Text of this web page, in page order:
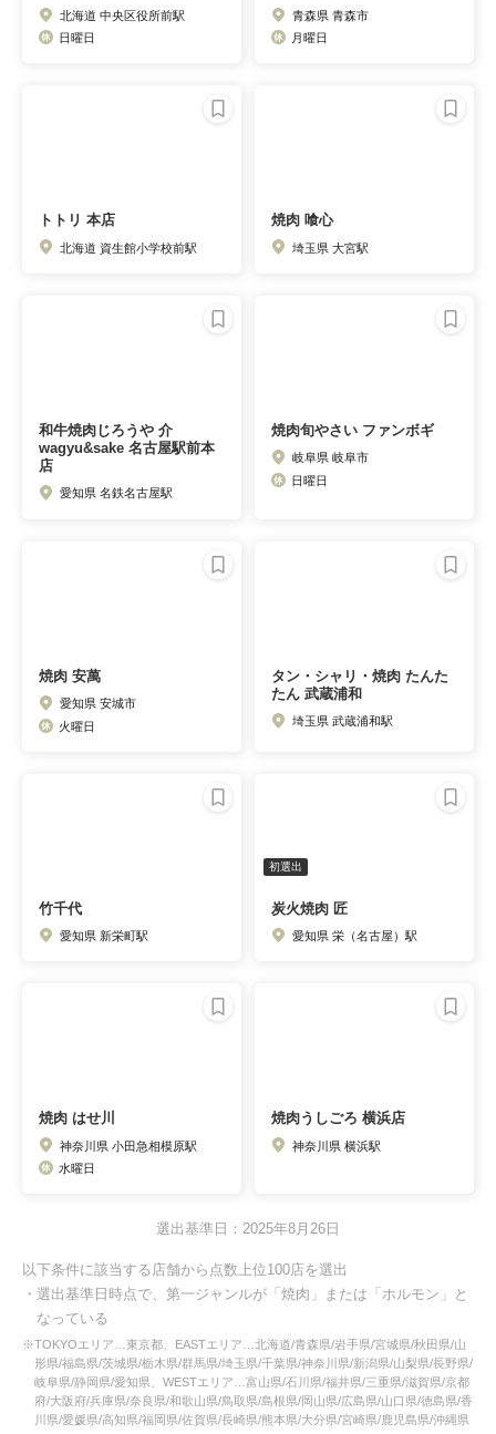
北海道 中央区役所前駅
日曜日
青森県 青森市
月曜日
トトリ 本店
北海道 資生館小学校前駅
焼肉 喰心
埼玉県 大宮駅
和牛焼肉じろうや 介
wagyu&sake 名古屋駅前本
店
愛知県 名鉄名古屋駅
焼肉旬やさい ファンボギ
岐阜県 岐阜市
日曜日
焼肉 安萬
愛知県 安城市
火曜日
タン・シャリ・焼肉 たんた
たん 武蔵浦和
埼玉県 武蔵浦和駅
竹千代
愛知県 新栄町駅
初選出
炭火焼肉 匠
愛知県 栄（名古屋）駅
焼肉 はせ川
神奈川県 小田急相模原駅
水曜日
焼肉うしごろ 横浜店
神奈川県 横浜駅
選出基準日：2025年8月26日
以下条件に該当する店舗から点数上位100店を選出
・選出基準日時点で、第一ジャンルが「焼肉」または「ホルモン」と
なっている
※TOKYOエリア…東京都、EASTエリア…北海道/青森県/岩手県/宮城県/秋田県/山
形県/福島県/茨城県/栃木県/群馬県/埼玉県/千葉県/神奈川県/新潟県/山梨県/長野県/
岐阜県/静岡県/愛知県、WESTエリア…富山県/石川県/福井県/三重県/滋賀県/京都
府/大阪府/兵庫県/奈良県/和歌山県/鳥取県/島根県/岡山県/広島県/山口県/徳島県/香
川県/愛媛県/高知県/福岡県/佐賀県/長崎県/熊本県/大分県/宮崎県/鹿児島県/沖縄県